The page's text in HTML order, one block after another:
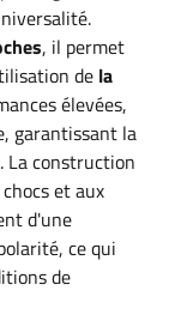
, il permet
de la
élevées,
garantissant la
La construction
et aux
d'une
ce qui
de